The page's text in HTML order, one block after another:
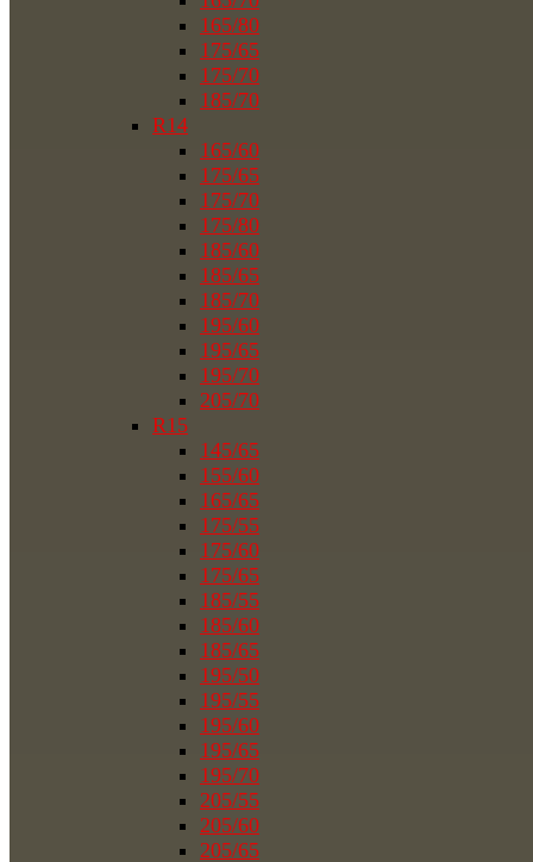
165/80
175/65
175/70
185/70
R14
165/60
175/65
175/70
175/80
185/60
185/65
185/70
195/60
195/65
195/70
205/70
R15
145/65
155/60
165/65
175/55
175/60
175/65
185/55
185/60
185/65
195/50
195/55
195/60
195/65
195/70
205/55
205/60
205/65